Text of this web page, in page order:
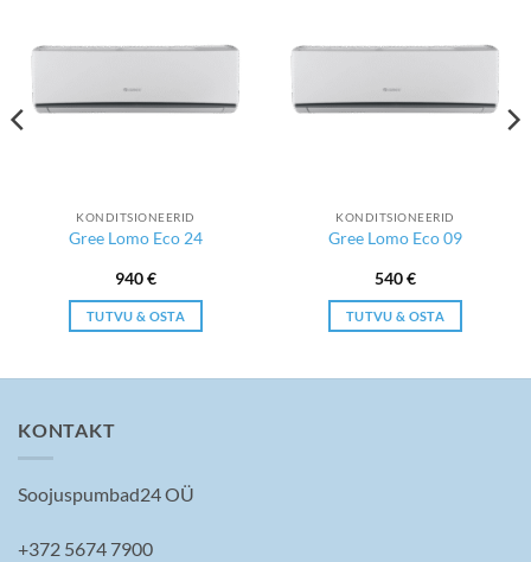
KONDITSIONEERID
Gree Lomo Eco 24
940€
TUTVU & OSTA
KONDITSIONEERID
Gree Lomo Eco 09
540€
TUTVU & OSTA
KONTAKT
Soojuspumbad24 OÜ
+372 5674 7900